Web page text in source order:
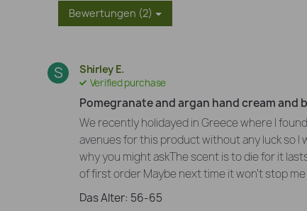
Bewertungen (2)
S Shirley E.
Verified purchase
Pomegranate and argan hand cream and
We recently holidayed in Greece where I
avenues for this product without any luck so I
why you might askThe scent is to die for it
of first orderMaybe next time it won’t stop
Das Alter: 56-65